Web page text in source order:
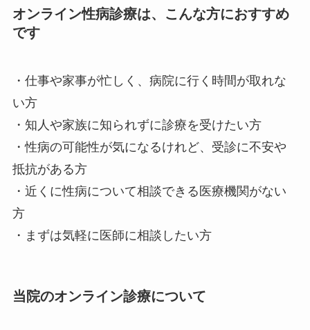
オンライン性病診療は、こんな方におすすめ
です
・仕事や家事が忙しく、病院に行く時間が取れな
い方
・知人や家族に知られずに診療を受けたい方
・性病の可能性が気になるけれど、受診に不安や
抵抗がある方
・近くに性病について相談できる医療機関がない
方
・まずは気軽に医師に相談したい方
当院のオンライン診療について